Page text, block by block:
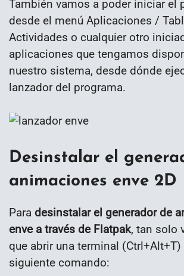
También vamos a poder iniciar el
desde el menú Aplicaciones /
Actividades o cualquier otro
aplicaciones que tengamos
nuestro sistema, desde dónde
lanzador del programa.
Desinstalar el
animaciones enve 2D
Para desinstalar el generador de
enve a través de Flatpak, tan solo
que abrir una terminal
siguiente comando: